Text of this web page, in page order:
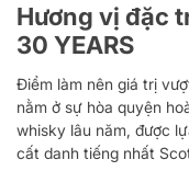
Hương vị đặc
30 YEARS
Điểm làm nên giá trị
nằm ở sự hòa quyện
whisky lâu năm, được
cất danh tiếng nhất